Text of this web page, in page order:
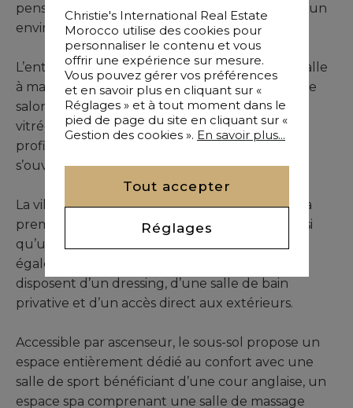
pensé pour proposer un confort optimal dans un
environnement résidentiel privilégié.
L’entrée conduit vers une cuisine office avec salle
à manger, avant de découvrir un superbe triple
salon avec cheminée. Grâce à de larges baies
vitrées à galandage, les espaces de réception
profitent d’une luminosité remarquable et
s’ouvrent naturellement sur les terrasses.
La villa est organisée en deux ailes distinctes. La
première accueille trois chambres en suite ainsi
qu’un toilette invités. La seconde comprend
également trois chambres en suite. Toutes
disposent d’un dressing, d’une salle de bain
privative et d’un accès direct aux extérieurs.
Accessible par ascenseur, le sous-sol propose un
espace entièrement dédié au confort avec une
salle de sport bénéficiant d’une cour anglaise, un
espace spa comprenant une salle de massage
Christie's International Real Estate
Morocco utilise des cookies pour
personnaliser le contenu et vous
offrir une expérience sur mesure.
Vous pouvez gérer vos préférences
et en savoir plus en cliquant sur «
Réglages » et à tout moment dans le
pied de page du site en cliquant sur «
Gestion des cookies ». En savoir plus...
Tout accepter
Réglages